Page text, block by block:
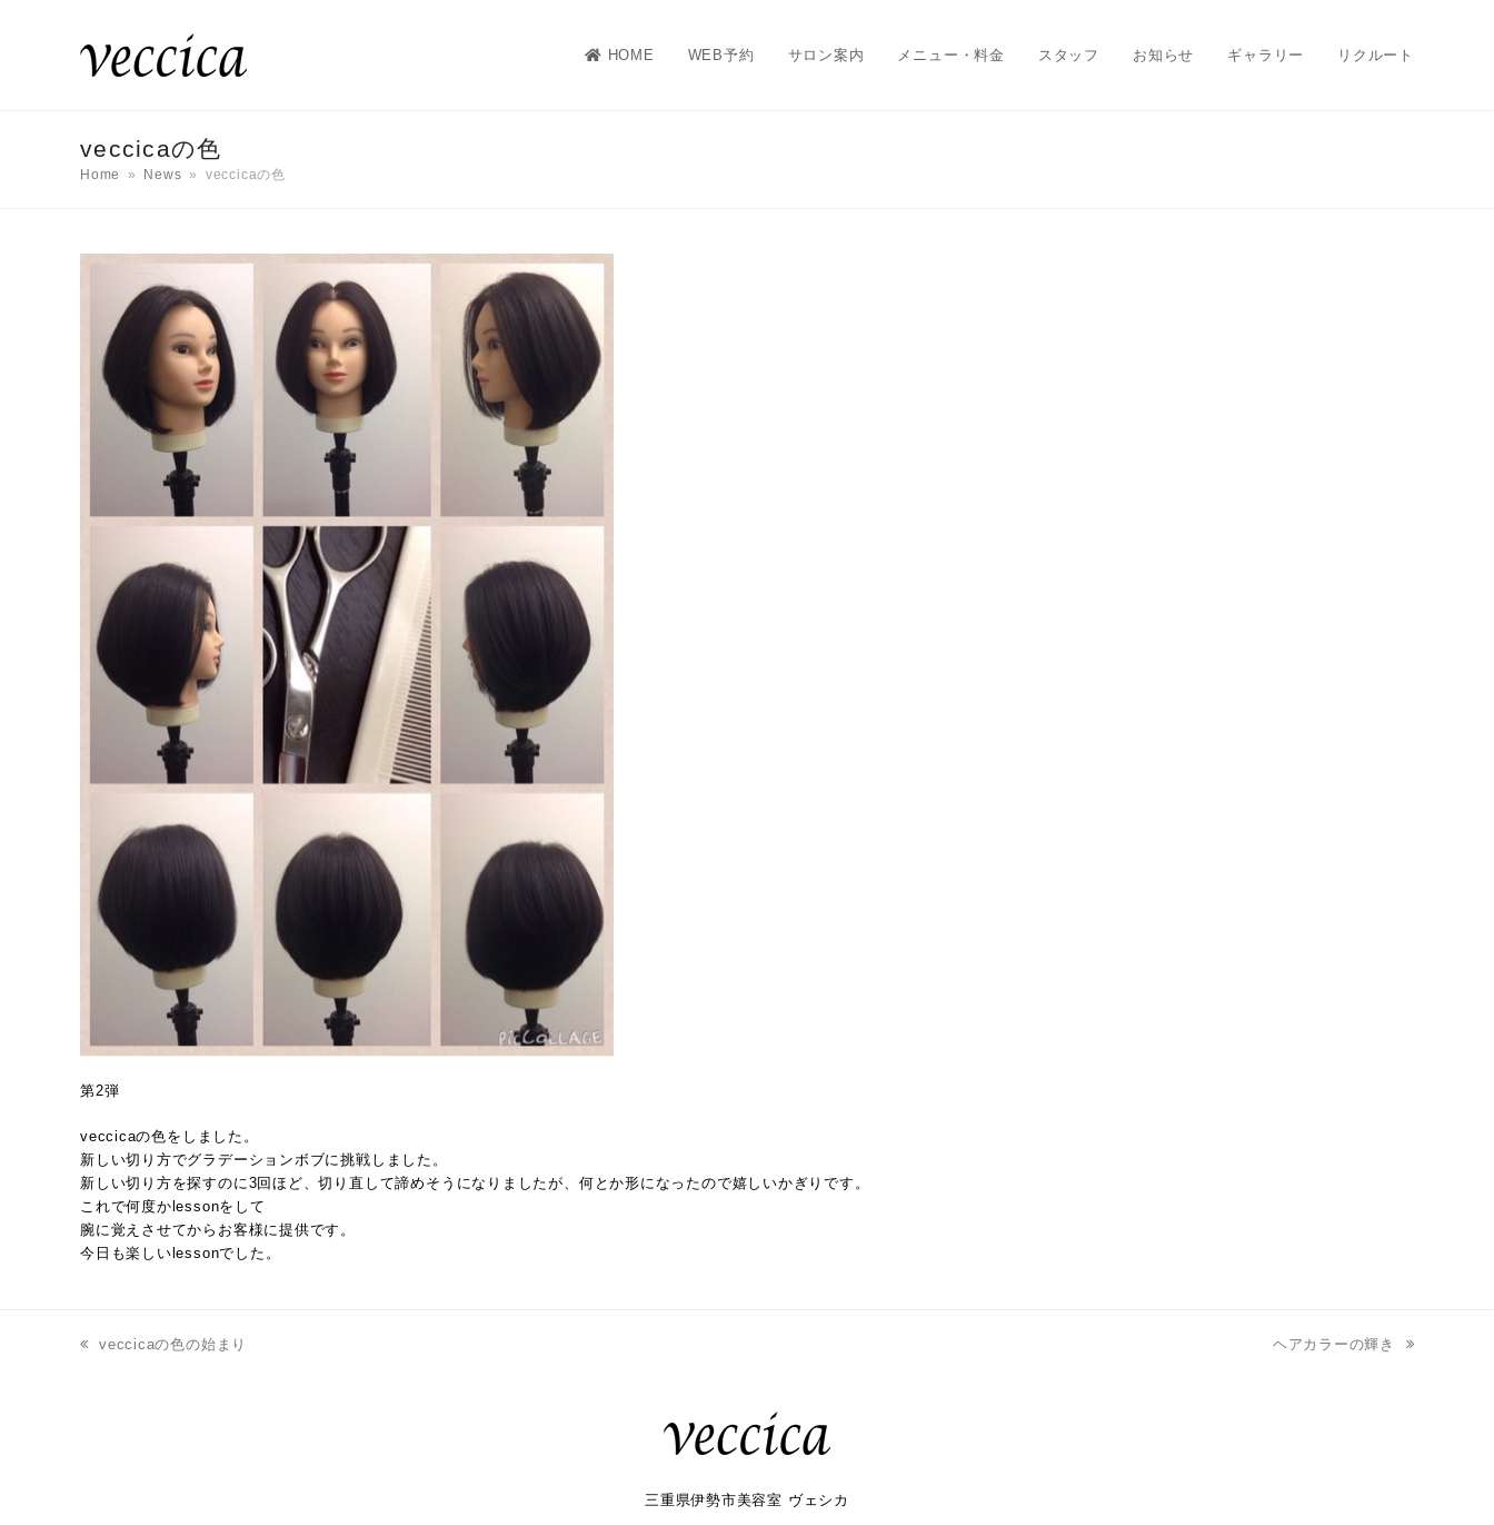
HOME WEB予約 サロン案内 メニュー・料金 スタッフ お知らせ ギャラリー リクルート
veccicaの色
Home » News » veccicaの色
第2弾
veccicaの色をしました。
新しい切り方でグラデーションボブに挑戦しました。
新しい切り方を探すのに3回ほど、切り直して諦めそうになりましたが、何とか形になったので嬉しいかぎりです。
これで何度かlessonをして
腕に覚えさせてからお客様に提供です。
今日も楽しいlessonでした。
veccicaの色の始まり
next
ヘアカラーの輝き
三重県伊勢市美容室 ヴェシカ